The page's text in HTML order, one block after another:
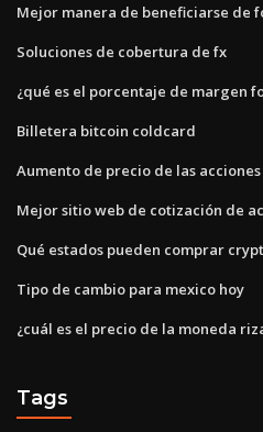
Mejor manera de beneficiarse de
Soluciones de cobertura de fx
¿qué es el porcentaje de margen
Billetera bitcoin coldcard
Aumento de precio de las
Mejor sitio web de cotización de
Qué estados pueden comprar
Tipo de cambio para mexico hoy
¿cuál es el precio de la moneda
Tags